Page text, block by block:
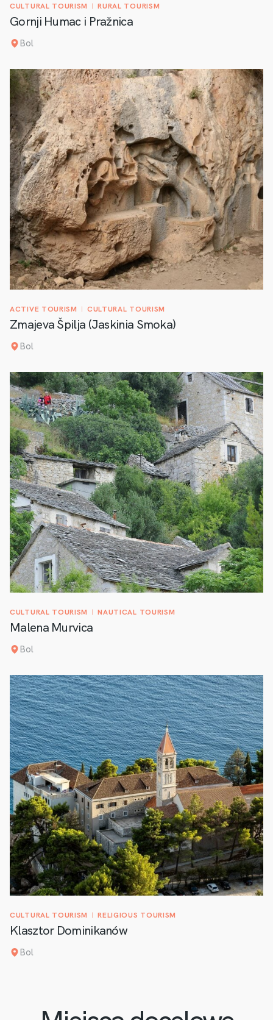
CULTURAL TOURISM RURAL TOURISM
Gornji Humac i Pražnica
Bol
ACTIVE TOURISM CULTURAL TOURISM
Zmajeva Špilja (Jaskinia Smoka)
Bol
CULTURAL TOURISM NAUTICAL TOURISM
Malena Murvica
Bol
CULTURAL TOURISM RELIGIOUS TOURISM
Klasztor Dominikanów
Bol